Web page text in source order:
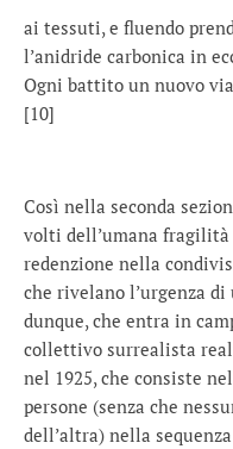
ai tessuti, e fluendo
l’anidride carbonica in
Ogni battito un nuovo
[10]
Così nella seconda
volti dell’umana fragilità
redenzione nella
che rivelano l’urgenza
dunque, che entra in
collettivo surrealista
nel 1925, che consiste
persone (senza che
dell’altra) nella